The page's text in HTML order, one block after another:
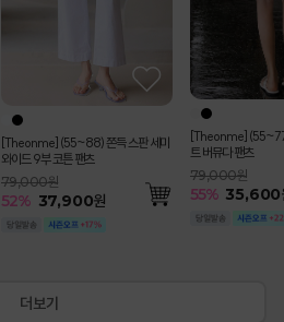
[Theonme] (55~88) 쫀득 스판 세미
와이드 9부 코튼 팬츠
79,000원
52% 37,900원
[Theonme]
트 버뮤다 팬츠
79,000원
55% 35,600
더보기